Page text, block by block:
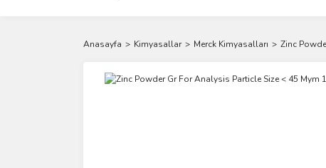
Anasayfa Kimyasallar Merck Kimyasalları Zinc